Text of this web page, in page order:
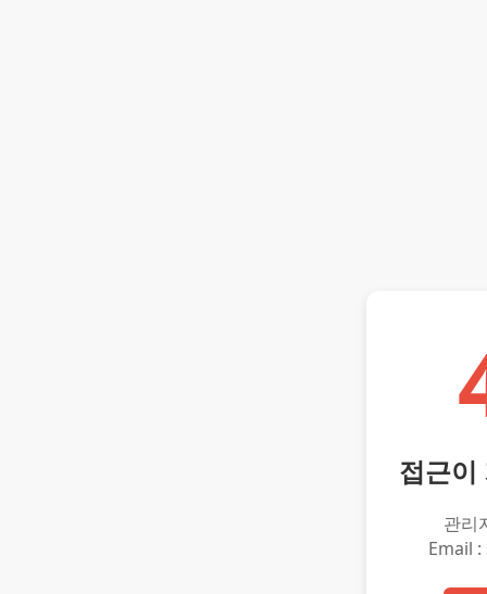
접근이
관리
Email